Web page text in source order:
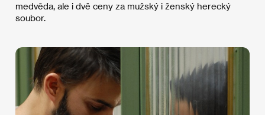
medvěda, ale i dvě ceny za mužský i ženský herecký
soubor.